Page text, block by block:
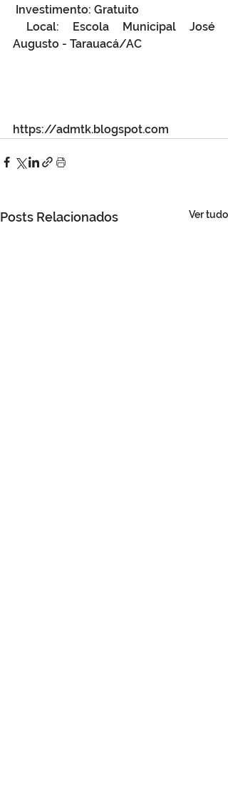
Investimento: Gratuito
Augusto - Tarauacá/AC
https://admtk.blogspot.com
Posts Relacionados Ver tudo